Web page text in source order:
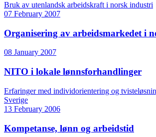
Bruk av utenlandsk arbeidskraft i norsk industri
07 February 2007
Organisering av arbeidsmarkedet i
08 January 2007
NITO i lokale lønnsforhandlinger
Erfaringer med individorientering og
Sverige
13 February 2006
Kompetanse, lønn og arbeidstid